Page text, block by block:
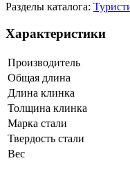
Разделы каталога:
Характеристики
Производитель
Общая длина
Длина клинка
Толщина клинка
Марка стали
Твердость стали
Вес